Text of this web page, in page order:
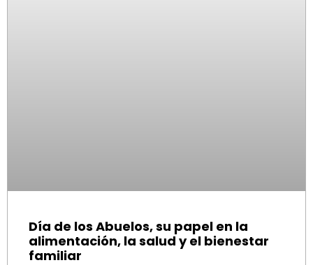
Día de los Abuelos, su papel en la
alimentación, la salud y el bienestar
familiar